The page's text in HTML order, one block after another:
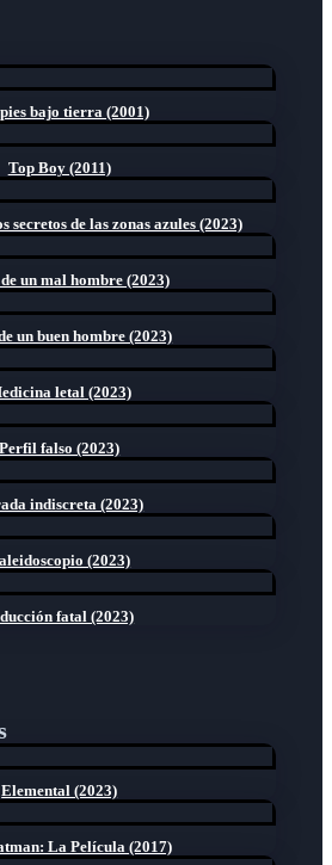
pies bajo tierra (2001)
Top Boy (2011)
secretos de las zonas azules (2023)
un mal hombre (2023)
un buen hombre (2023)
letal (2023)
Perfil falso (2023)
indiscreta (2023)
(2023)
fatal (2023)
Elemental (2023)
La Película (2017)